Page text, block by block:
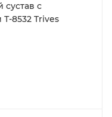
с
металлическими шарнирами Т-8532 Trives